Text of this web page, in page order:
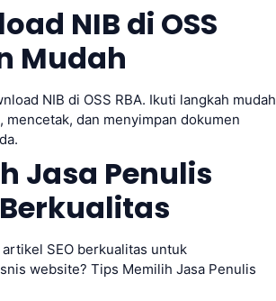
NIB di OSS
Mudah
NIB di OSS RBA. Ikuti langkah mudah
dan menyimpan dokumen
Jasa Penulis
SEO berkualitas untuk
website? Tips Memilih Jasa Penulis